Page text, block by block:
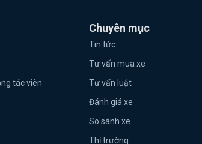
tác viên
Chuyên mục
Tin tức
Tư vấn mua xe
Tư vấn luật
Đánh giá xe
So sánh xe
Thị trường